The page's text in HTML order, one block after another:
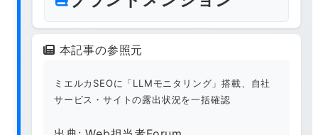
本記事の参照元
ミエルカSEOに「LLMモニタリング」搭載、自社
サービス・サイトの露出状況を一括確認